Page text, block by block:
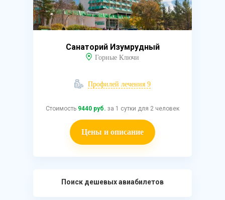
Санаторий Изумрудный
Горные Ключи
Профилей лечения 9
Стоимость 9440 руб. за 1 сутки для 2 человек
Цены и описание
Поиск дешевых авиабилетов